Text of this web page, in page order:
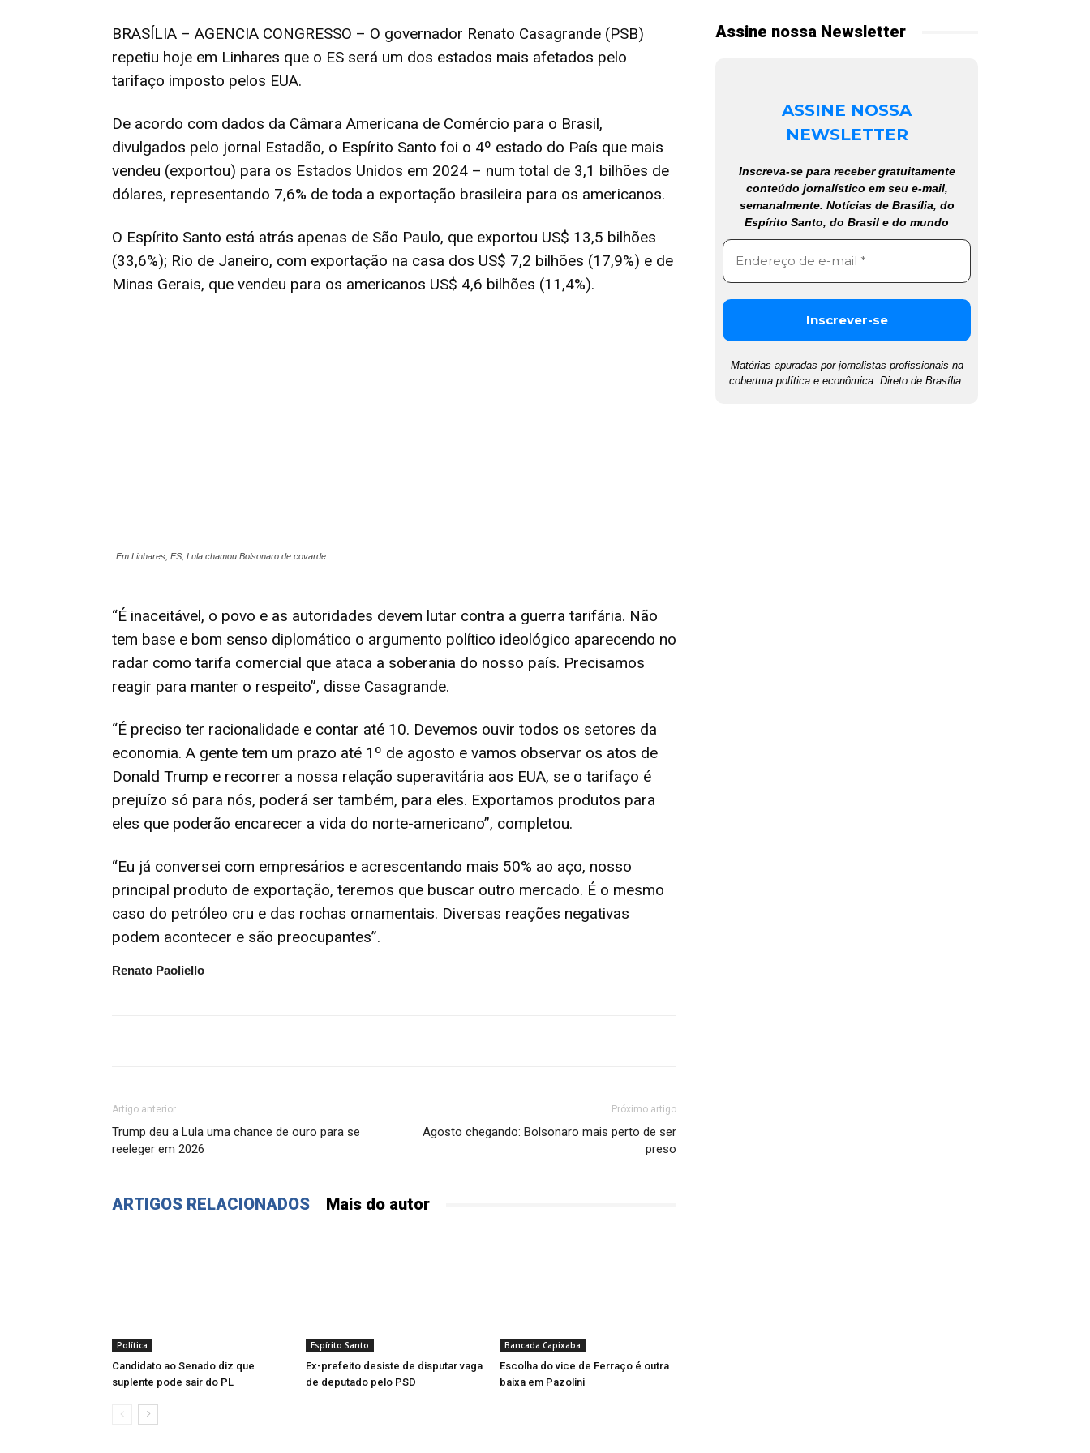
BRASÍLIA – AGENCIA CONGRESSO – O governador Renato Casagrande (PSB)
repetiu hoje em Linhares que o ES será um dos estados mais afetados pelo
tarifaço imposto pelos EUA.
De acordo com dados da Câmara Americana de Comércio para o Brasil,
divulgados pelo jornal Estadão, o Espírito Santo foi o 4º estado do País que mais
vendeu (exportou) para os Estados Unidos em 2024 – num total de 3,1 bilhões de
dólares, representando 7,6% de toda a exportação brasileira para os americanos.
O Espírito Santo está atrás apenas de São Paulo, que exportou US$ 13,5 bilhões
(33,6%); Rio de Janeiro, com exportação na casa dos US$ 7,2 bilhões (17,9%) e de
Minas Gerais, que vendeu para os americanos US$ 4,6 bilhões (11,4%).
Em Linhares, ES, Lula chamou Bolsonaro de covarde
“É inaceitável, o povo e as autoridades devem lutar contra a guerra tarifária. Não
tem base e bom senso diplomático o argumento político ideológico aparecendo no
radar como tarifa comercial que ataca a soberania do nosso país. Precisamos
reagir para manter o respeito”, disse Casagrande.
“É preciso ter racionalidade e contar até 10. Devemos ouvir todos os setores da
economia. A gente tem um prazo até 1º de agosto e vamos observar os atos de
Donald Trump e recorrer a nossa relação superavitária aos EUA, se o tarifaço é
prejuízo só para nós, poderá ser também, para eles. Exportamos produtos para
eles que poderão encarecer a vida do norte-americano”, completou.
“Eu já conversei com empresários e acrescentando mais 50% ao aço, nosso
principal produto de exportação, teremos que buscar outro mercado. É o mesmo
caso do petróleo cru e das rochas ornamentais. Diversas reações negativas
podem acontecer e são preocupantes”.
Renato Paoliello
Artigo anterior
Trump deu a Lula uma chance de ouro para se
reeleger em 2026
Próximo artigo
Agosto chegando: Bolsonaro mais perto de ser
preso
ARTIGOS RELACIONADOS Mais do autor
Política
Candidato ao Senado diz que
suplente pode sair do PL
Espírito Santo
Ex-prefeito desiste de disputar vaga
de deputado pelo PSD
Bancada Capixaba
Escolha do vice de Ferraço é outra
baixa em Pazolini
Assine nossa Newsletter
ASSINE NOSSA
NEWSLETTER
Inscreva-se para receber gratuitamente
conteúdo jornalístico em seu e-mail,
semanalmente. Notícias de Brasília, do
Espírito Santo, do Brasil e do mundo
Matérias apuradas por jornalistas profissionais na
cobertura política e econômica. Direto de Brasília.